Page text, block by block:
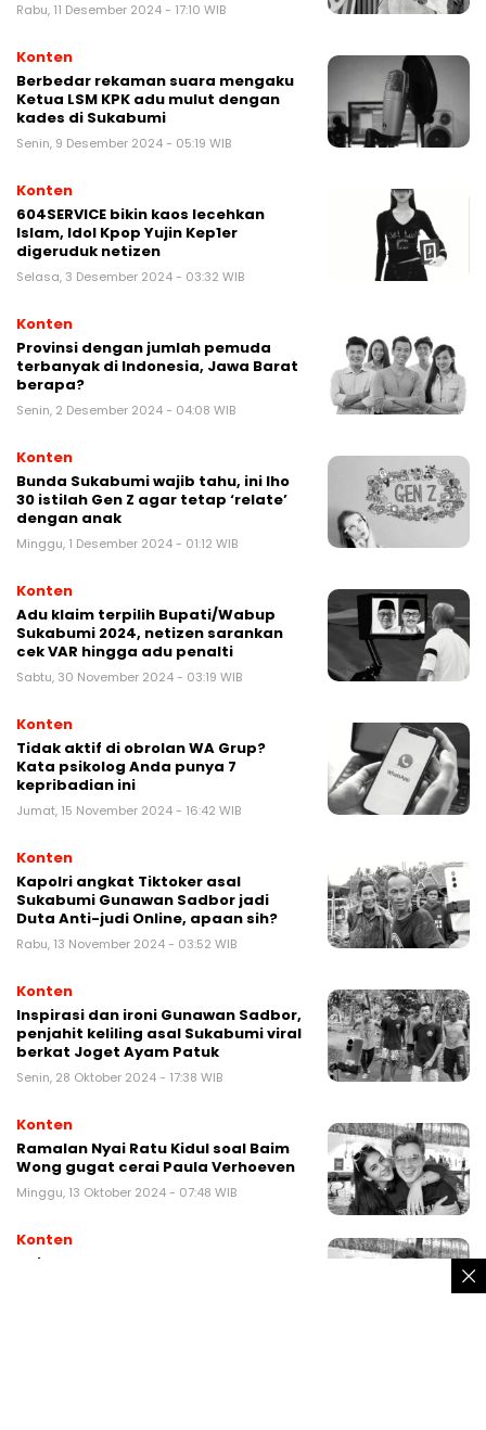
Rabu, 11 Desember 2024 - 17:10 WIB
Konten
Berbedar rekaman suara mengaku
Ketua LSM KPK adu mulut dengan
kades di Sukabumi
Senin, 9 Desember 2024 - 05:19 WIB
Konten
604SERVICE bikin kaos lecehkan
Islam, Idol Kpop Yujin Kep1er
digeruduk netizen
Selasa, 3 Desember 2024 - 03:32 WIB
Konten
Provinsi dengan jumlah pemuda
terbanyak di Indonesia, Jawa Barat
berapa?
Senin, 2 Desember 2024 - 04:08 WIB
Konten
Bunda Sukabumi wajib tahu, ini lho
30 istilah Gen Z agar tetap ‘relate’
dengan anak
Minggu, 1 Desember 2024 - 01:12 WIB
Konten
Adu klaim terpilih Bupati/Wabup
Sukabumi 2024, netizen sarankan
cek VAR hingga adu penalti
Sabtu, 30 November 2024 - 03:19 WIB
Konten
Tidak aktif di obrolan WA Grup?
Kata psikolog Anda punya 7
kepribadian ini
Jumat, 15 November 2024 - 16:42 WIB
Konten
Kapolri angkat Tiktoker asal
Sukabumi Gunawan Sadbor jadi
Duta Anti-judi Online, apaan sih?
Rabu, 13 November 2024 - 03:52 WIB
Konten
Inspirasi dan ironi Gunawan Sadbor,
penjahit keliling asal Sukabumi viral
berkat Joget Ayam Patuk
Senin, 28 Oktober 2024 - 17:38 WIB
Konten
Ramalan Nyai Ratu Kidul soal Baim
Wong gugat cerai Paula Verhoeven
Minggu, 13 Oktober 2024 - 07:48 WIB
Konten
Baim Wong dan Paula Verhoeven